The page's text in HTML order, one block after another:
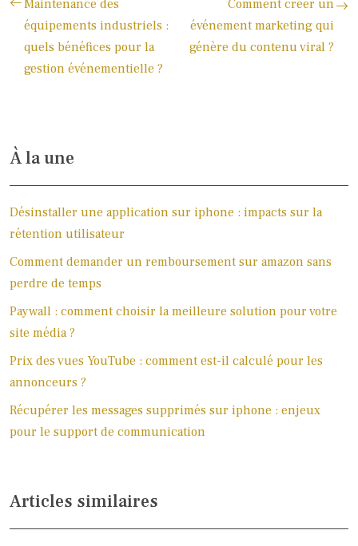
Maintenance des
équipements industriels :
quels bénéfices pour la
gestion événementielle ?
Comment créer un
événement marketing qui
génère du contenu viral ?
À la une
Désinstaller une application sur iphone : impacts sur la
rétention utilisateur
Comment demander un remboursement sur amazon sans
perdre de temps
Paywall : comment choisir la meilleure solution pour votre
site média ?
Prix des vues YouTube : comment est-il calculé pour les
annonceurs ?
Récupérer les messages supprimés sur iphone : enjeux
pour le support de communication
Articles similaires